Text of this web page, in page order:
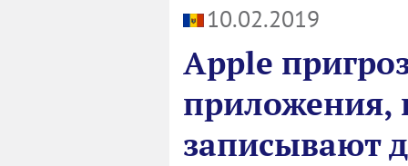
10.02.2019
Apple
приложения,
записывают